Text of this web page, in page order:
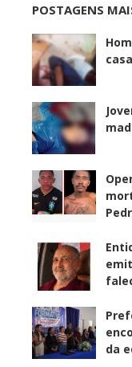
POSTAGENS
da